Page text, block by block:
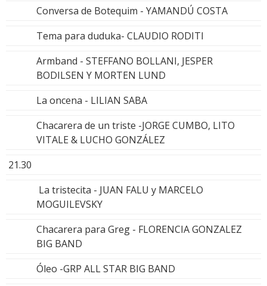
Conversa de Botequim - YAMANDÚ COSTA
Tema para duduka- CLAUDIO RODITI
Armband - STEFFANO BOLLANI, JESPER
BODILSEN Y MORTEN LUND
La oncena - LILIAN SABA
Chacarera de un triste -JORGE CUMBO, LITO
VITALE & LUCHO GONZÁLEZ
21.30
La tristecita - JUAN FALU y MARCELO
MOGUILEVSKY
Chacarera para Greg - FLORENCIA GONZALEZ
BIG BAND
Óleo -GRP ALL STAR BIG BAND